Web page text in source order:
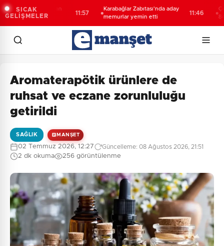
SICAK
GELİŞMELER
Boğazlar'dan
Karabağlar Zabıtası'nda aday
memurlar yemin etti
11:46
842
Aromaterapötik ürünlere de
ruhsat ve eczane zorunluluğu
getirildi
SAĞLIK MANŞET
02 Temmuz 2026, 12:27 Güncelleme: 08 Ağustos 2026, 21:51
2 dk okuma 256 görüntülenme